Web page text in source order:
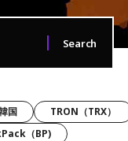
国
TRON（TRX）
（BP)